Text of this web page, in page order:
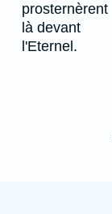
prosternèrent
là devant
l'Eternel.